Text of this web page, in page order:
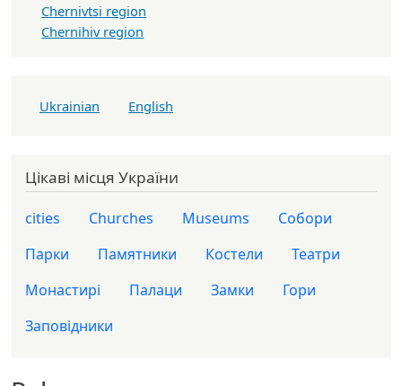
Chernivtsi region
Chernihiv region
Ukrainian English
Цікаві місця України
cities Churches Museums
Собори
Парки
Памятники Костели
Театри
Монастирі
Палаци Замки
Гори
Заповідники